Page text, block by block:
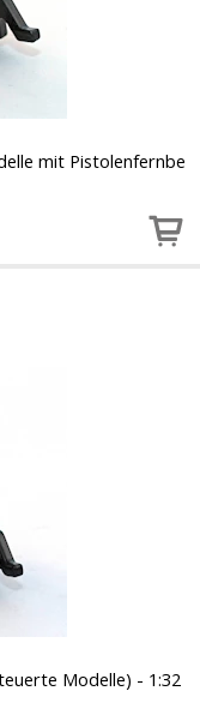
mit Pistolenfernbe
Modelle) - 1:32